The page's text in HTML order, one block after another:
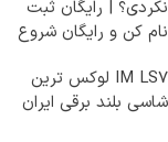
نکردی؟ | رایگان ثبت
نام کن و رایگان شروع
IM LS7 لوکس ترین
شاسی بلند برقی ایران